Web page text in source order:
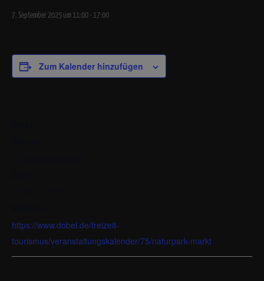
7. September 2025 um 11:00 - 17:00
Zum Kalender hinzufügen
https://www.dobel.de/freizeit-
tourismus/veranstaltungskalender/75/naturpark-markt